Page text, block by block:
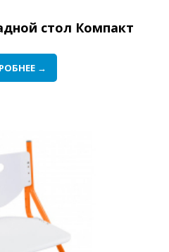
стол Компакт
→